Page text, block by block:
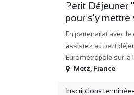
Petit Déjeuner
pour s'y mettre
En partenariat avec le
assistez au petit
Eurométropole sur la
Metz France
Inscriptions terminées